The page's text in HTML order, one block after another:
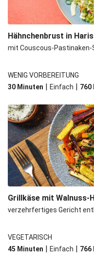
Hähnchenbrust in
mit Couscous-Pastinaken-
WENIG VORBEREITUNG
30 Minuten | Einfach | 760
Grillkäse mit Walnuss-
verzehrfertiges Gericht
VEGETARISCH
45 Minuten | Einfach | 766